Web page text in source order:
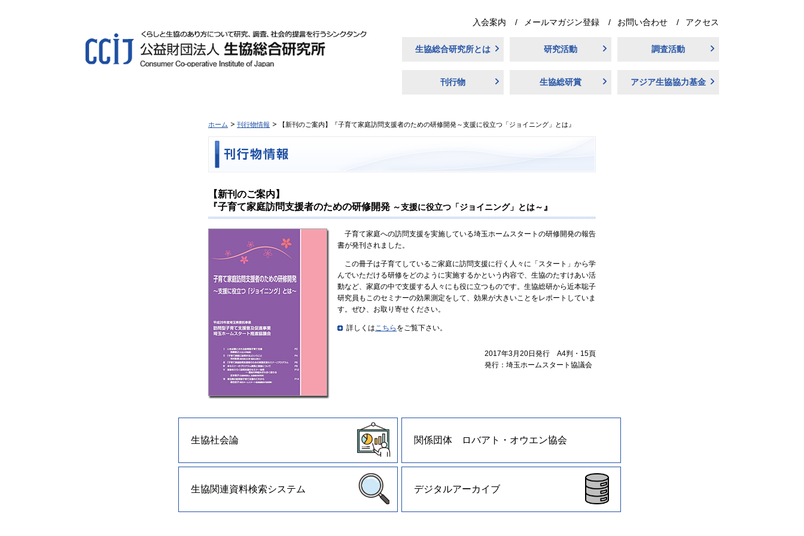
入会案内 メールマガジン登録 お問い合わせ アクセス
生協総合研究所とは 研究活動 調査活動
刊行物 生協総研賞 アジア生協協力基金
ホーム 刊行物情報 【新刊のご案内】『子育て家庭訪問支援者のための研修開発～支援に役立つ「ジョイニング」とは』
【新刊のご案内】
『子育て家庭訪問支援者のための研修開発 ～支援に役立つ「ジョイニング」とは～ 』
子育て家庭への訪問支援を実施している埼玉ホームスタートの研修開発の報告
書が発刊されました。
この冊子は子育てしているご家庭に訪問支援に行く人々に「スタート」から学
んでいただける研修をどのように実施するかという内容で、生協のたすけあい活
動など、家庭の中で支援する人々にも役に立つものです。生協総研から近本聡子
研究員もこのセミナーの効果測定をして、効果が大きいことをレポートしていま
す。ぜひ、お取り寄せください。
詳しくはこちら をご覧下さい。
2017年3月20日発行 A4判・15頁
発行：埼玉ホームスタート協議会
生協社会論 関係団体 ロバアト・オウエン協会
生協関連資料検索システム デジタルアーカイブ